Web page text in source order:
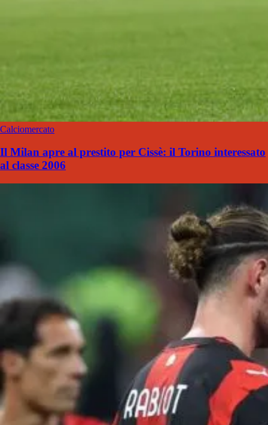
Calciomercato
Il Milan apre al prestito per Cissè: il Torino interessato
al classe 2006